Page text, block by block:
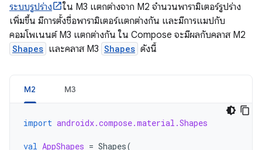
ระบบรูปร่าง
ใน M3 แตกต่างจาก M2 จำนวนพารามิเตอร์รูปร่าง
เพิ่มขึ้น มีการตั้งชื่อพารามิเตอร์แตกต่างกัน และมีการแมปกับ
คอมโพเนนต์ M3 แตกต่างกัน ใน Compose จะมีผลกับคลาส M2
Shapes และคลาส M3 Shapes ดังนี้
M2 M3
import androidx.compose.material.Shapes
val AppShapes = Shapes(